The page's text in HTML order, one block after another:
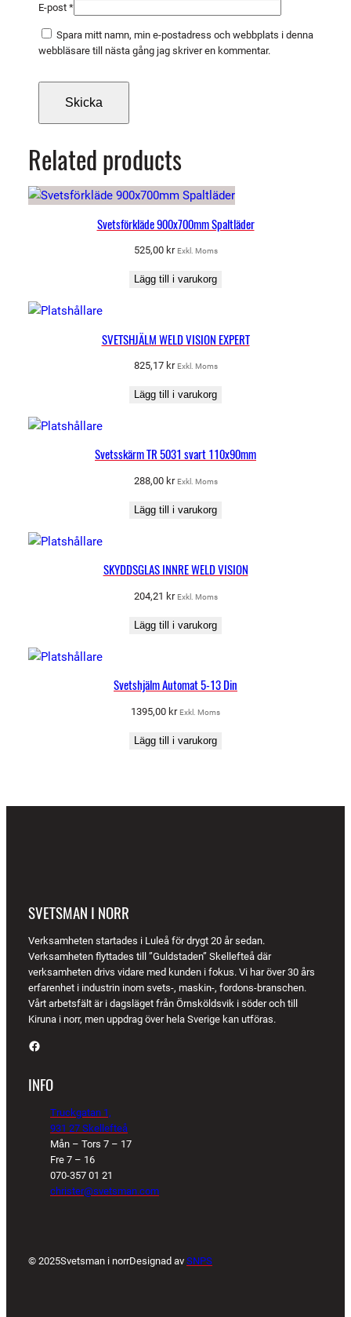
E-post *
Spara mitt namn, min e-postadress och webbplats i denna
webbläsare till nästa gång jag skriver en kommentar.
Related products
Svetsförkläde 900x700mm Spaltläder
525,00 kr Exkl. Moms
Lägg till i varukorg
SVETSHJÄLM WELD VISION EXPERT
825,17 kr Exkl. Moms
Lägg till i varukorg
Svetsskärm TR 5031 svart 110x90mm
288,00 kr Exkl. Moms
Lägg till i varukorg
SKYDDSGLAS INNRE WELD VISION
204,21 kr Exkl. Moms
Lägg till i varukorg
Svetshjälm Automat 5-13 Din
1395,00 kr Exkl. Moms
Lägg till i varukorg
SVETSMAN I NORR
Verksamheten startades i Luleå för drygt 20 år sedan.
Verksamheten flyttades till ”Guldstaden” Skellefteå där
verksamheten drivs vidare med kunden i fokus. Vi har över 30 års
erfarenhet i industrin inom svets-, maskin-, fordons-branschen.
Vårt arbetsfält är i dagsläget från Örnsköldsvik i söder och till
Kiruna i norr, men uppdrag över hela Sverige kan utföras.
Facebook
INFO
Truckgatan 1,
931 27 Skellefteå
Mån – Tors 7 – 17
Fre 7 – 16
070-357 01 21
christer@svetsman.com
© 2025Svetsman i norrDesignad av SNPS